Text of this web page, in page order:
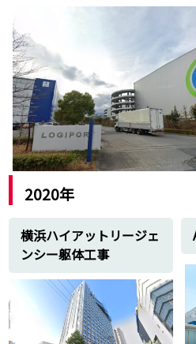
三ツ沢(高速道路)建
1997年
東京湾アクアライン
みなとみらい21土
1996年
新横浜国際総合競
設工事)建設工事
東京湾岸横断道路(
1993年
八景島シーパラダ
1992年
セザール鷺沼・梶
ション
1991年
2020年
横浜ハイアットリージェ
ンシー躯体工事